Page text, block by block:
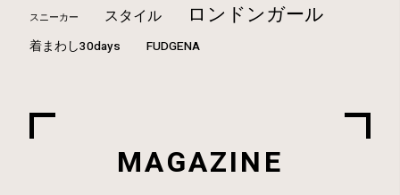
スニーカー スタイル ロンドンガール
着まわし30days FUDGENA
MAGAZINE